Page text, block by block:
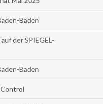
Baden
der SPIEGEL-
Baden